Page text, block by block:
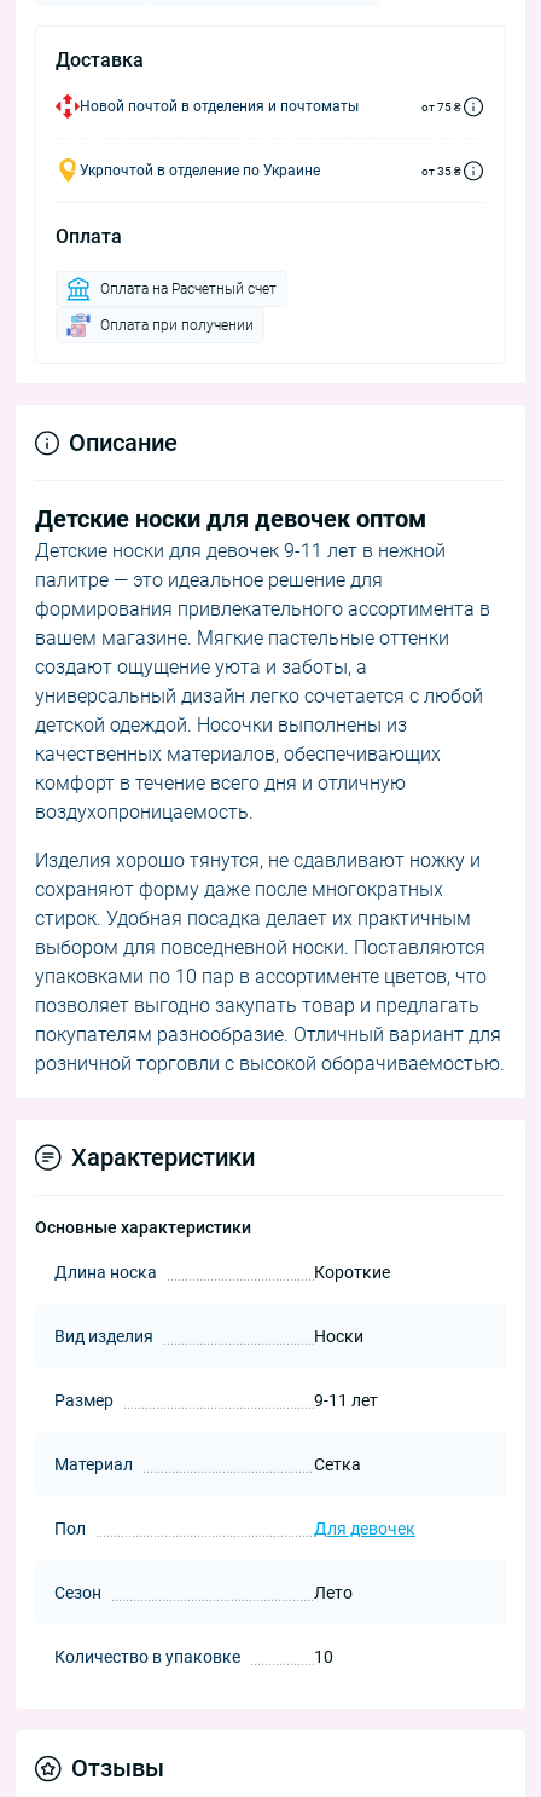
Доставка
Новой почтой в отделения и почтоматы от 75 ₴
Укрпочтой в отделение по Украине от 35 ₴
Оплата
Оплата на Расчетный счет
Оплата при получении
Описание
Детские носки для девочек оптом
Детские носки для девочек 9-11 лет в нежной
палитре — это идеальное решение для
формирования привлекательного ассортимента в
вашем магазине. Мягкие пастельные оттенки
создают ощущение уюта и заботы, а
универсальный дизайн легко сочетается с любой
детской одеждой. Носочки выполнены из
качественных материалов, обеспечивающих
комфорт в течение всего дня и отличную
воздухопроницаемость.
Изделия хорошо тянутся, не сдавливают ножку и
сохраняют форму даже после многократных
стирок. Удобная посадка делает их практичным
выбором для повседневной носки. Поставляются
упаковками по 10 пар в ассортименте цветов, что
позволяет выгодно закупать товар и предлагать
покупателям разнообразие. Отличный вариант для
розничной торговли с высокой оборачиваемостью.
Характеристики
Основные характеристики
Длина носка Короткие
Вид изделия Носки
Размер 9-11 лет
Материал Сетка
Пол Для девочек
Сезон Лето
Количество в упаковке 10
Отзывы